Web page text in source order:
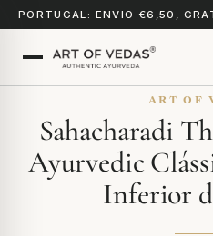
PORTUGAL: ENVIO €6,50,
ART OF
Sahacharadi
Ayurvedic
Inferior